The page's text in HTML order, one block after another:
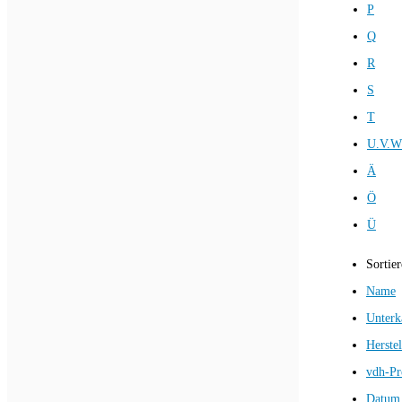
P
Q
R
S
T
Ä
Ö
Ü
Name
vdh-
Datum